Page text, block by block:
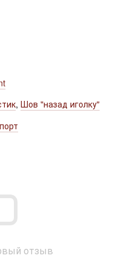
, Шов "назад иголку"
отзыв